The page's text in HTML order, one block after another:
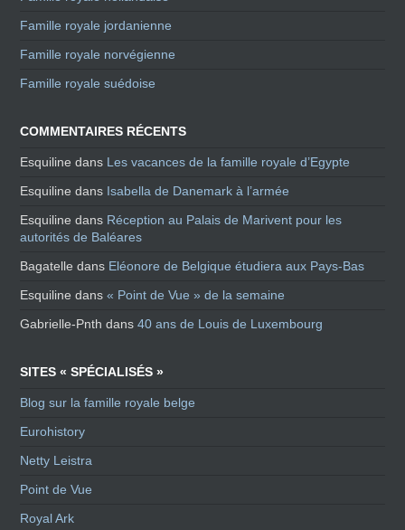
Famille royale jordanienne
Famille royale norvégienne
Famille royale suédoise
COMMENTAIRES RÉCENTS
Esquiline dans Les vacances de la famille royale d’Egypte
Esquiline dans Isabella de Danemark à l’armée
Esquiline dans Réception au Palais de Marivent pour les
autorités de Baléares
Bagatelle dans Eléonore de Belgique étudiera aux Pays-Bas
Esquiline dans« Point de Vue » de la semaine
Gabrielle-Pnth dans40 ans de Louis de Luxembourg
SITES « SPÉCIALISÉS »
Blog sur la famille royale belge
Eurohistory
Netty Leistra
Point de Vue
Royal Ark